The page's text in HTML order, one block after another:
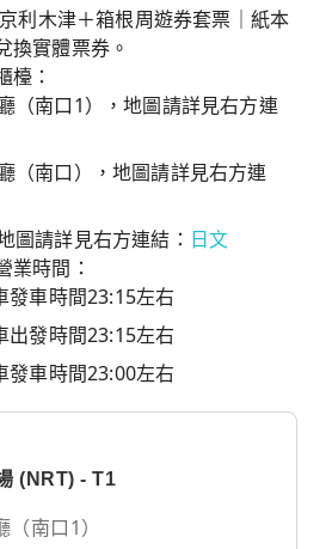
利木津＋箱根周遊券套票｜紙本
換實體票券。
檯：
（南口1），地圖請詳見右方連
（南口），地圖請詳見右方連
圖請詳見右方連結： 日文
業時間：
車時間23:15左右
發時間23:15左右
車時間23:00左右
(NRT) - T1
南口1）